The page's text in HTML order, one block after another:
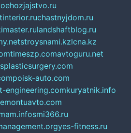
chastnyjdom.ru
landshaftblog.ru
stroysnami.kzlcna.kz
timeszp.comavtoguru.net
poisk-auto.com
engineering.comkuryatnik.info
smi366.ru
yes-fitness.ru